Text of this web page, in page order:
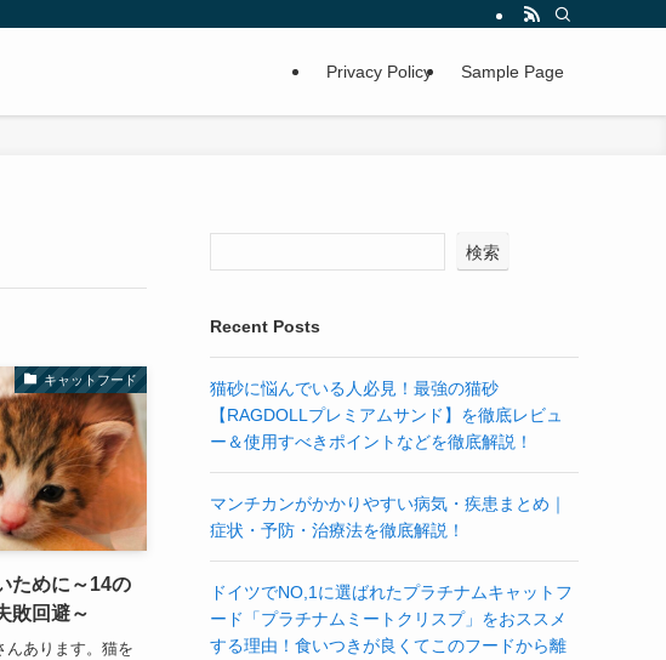
Privacy Policy Sample Page
キャットフード
ために～14の
敗回避～
んあります。猫を
検索
Recent Posts
猫砂に悩んでいる人必見！最強の猫砂
【RAGDOLLプレミアムサンド】を徹底レビュ
ー＆使用すべきポイントなどを徹底解説！
マンチカンがかかりやすい病気・疾患まとめ｜
症状・予防・治療法を徹底解説！
ドイツでNO,1に選ばれたプラチナムキャットフ
ード「プラチナムミートクリスプ」をおススメ
する理由！食いつきが良くてこのフードから離